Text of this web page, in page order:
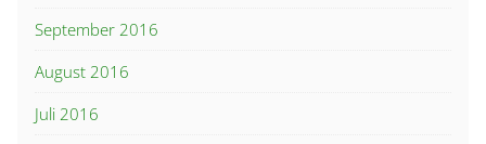
September 2016
August 2016
Juli 2016